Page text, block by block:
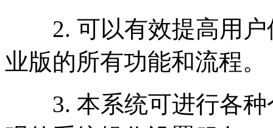
2. 可以有效提高用户
业版的所有功能和流程。
3. 本系统可进行各种